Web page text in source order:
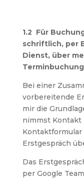
1.2 Für
schriftlich, per
Dienst, über
Bei einer
vorbereitende
mir die
nimmst Kontakt
Erstgespräch
Das
per Google